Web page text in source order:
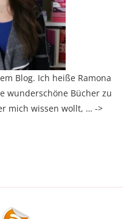
Blog. Ich heiße Ramona
wunderschöne Bücher zu
mich wissen wollt, … ->